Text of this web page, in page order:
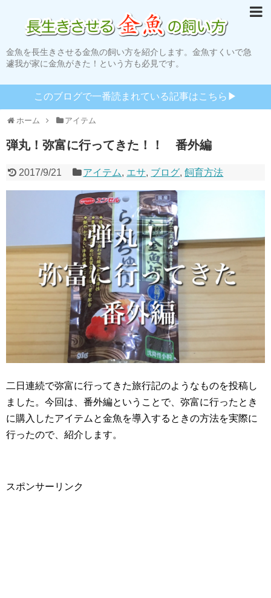
金魚を長生きさせる金魚の飼い方を紹介します。金魚すくいで急
遽我が家に金魚がきた！という方も必見です。
このブログで一番読まれている記事はこちら▶︎
ホーム アイテム
弾丸！弥富に行ってきた！！ 番外編
2017/9/21 アイテム, エサ, ブログ,飼育方法
二日連続で弥富に行ってきた旅行記のようなものを投稿し
ました。今回は、番外編ということで、弥富に行ったとき
に購入したアイテムと金魚を導入するときの方法を実際に
行ったので、紹介します。
スポンサーリンク